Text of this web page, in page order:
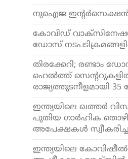
നുഐജ ഇന്റര്‍സെക്ഷന്‍
കോവിഡ്
ഡോസ്
തിരക്കേറി; രണ്ടാം
ഹെല്‍ത്ത് സെന്ററുകളില്‍
രാജ്യത്തുടനീളമായി 35
ഇന്ത്യയിലെ ഖത്തര്‍
പുതിയ ഗാര്‍ഹിക
അപേക്ഷകള്‍
ഇന്ത്യയിലെ